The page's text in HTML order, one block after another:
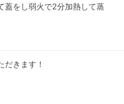
蓋をし弱火で2分加熱して蒸
だきます！